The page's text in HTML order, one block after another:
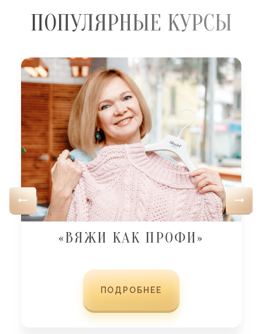
ПОПУЛЯРНЫЕ КУРСЫ
«ВЯЖИ КАК ПРОФИ»
ПОДРОБНЕЕ